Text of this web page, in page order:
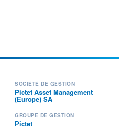
SOCIÉTÉ DE GESTION
Pictet Asset Management
(Europe) SA
GROUPE DE GESTION
Pictet